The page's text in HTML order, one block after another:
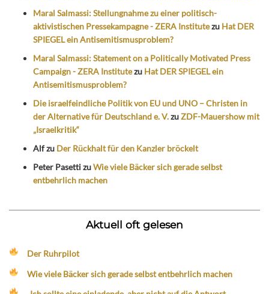
Maral Salmassi: Stellungnahme zu einer politisch-
aktivistischen Pressekampagne - ZERA Institutezu Hat DER
SPIEGEL ein Antisemitismusproblem?
Maral Salmassi: Statement on a Politically Motivated Press
Campaign - ZERA Institutezu Hat DER SPIEGEL ein
Antisemitismusproblem?
Die israelfeindliche Politik von EU und UNO – Christen in
der Alternative für Deutschland e. V.zuZDF-Mauershow mit
„Israelkritik“
Alfzu Der Rückhalt für den Kanzler bröckelt
Peter PasettizuWie viele Bäcker sich gerade selbst
entbehrlich machen
Aktuell oft gelesen
Der Ruhrpilot
Wie viele Bäcker sich gerade selbst entbehrlich machen